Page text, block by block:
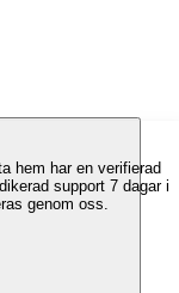
hem har en verifierad
support 7 dagar i
genom oss.